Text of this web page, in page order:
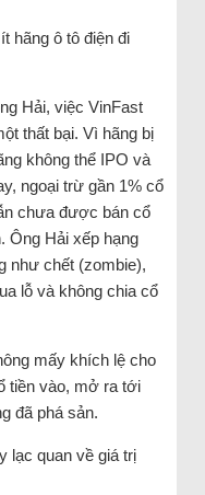
hãng ô tô điện đi
Hải, việc VinFast
thất bại. Vì hãng bị
không thể IPO và
ngoại trừ gần 1% cổ
chưa được bán cổ
Ông Hải xếp hạng
như chết (zombie),
lỗ và không chia cổ
mấy khích lệ cho
tiền vào, mở ra tới
đã phá sản.
lạc quan về giá trị